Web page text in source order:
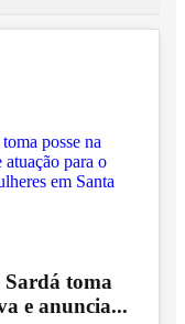
toma
e anuncia...